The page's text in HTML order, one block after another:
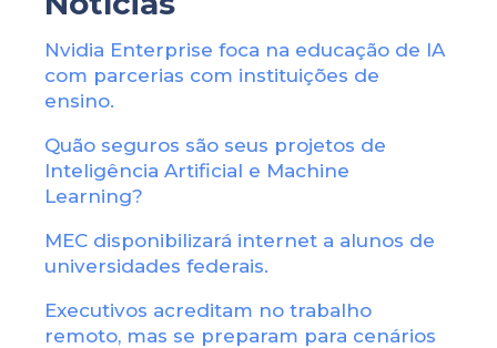
Nvidia Enterprise foca na educação de IA
com parcerias com instituições de
ensino.
Quão seguros são seus projetos de
Inteligência Artificial e Machine
Learning?
MEC disponibilizará internet a alunos de
universidades federais.
Executivos acreditam no trabalho
remoto, mas se preparam para cenários